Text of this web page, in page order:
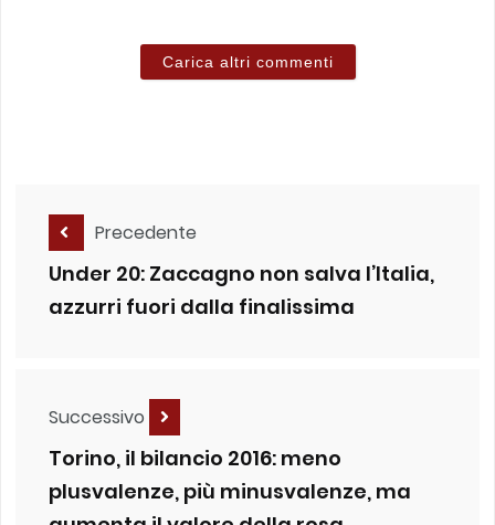
Carica altri commenti
Precedente
Under 20: Zaccagno non salva l’Italia,
azzurri fuori dalla finalissima
Successivo
Torino, il bilancio 2016: meno
plusvalenze, più minusvalenze, ma